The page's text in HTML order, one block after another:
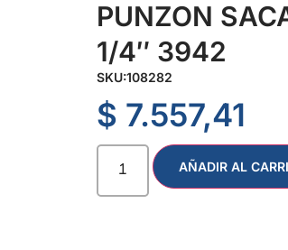
PUNZON
1/4″ 3942
SKU:108282
$ 7.557,41
AÑADIR AL